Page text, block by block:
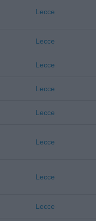
Lecce
Lecce
Lecce
Lecce
Lecce
Lecce
Lecce
Lecce